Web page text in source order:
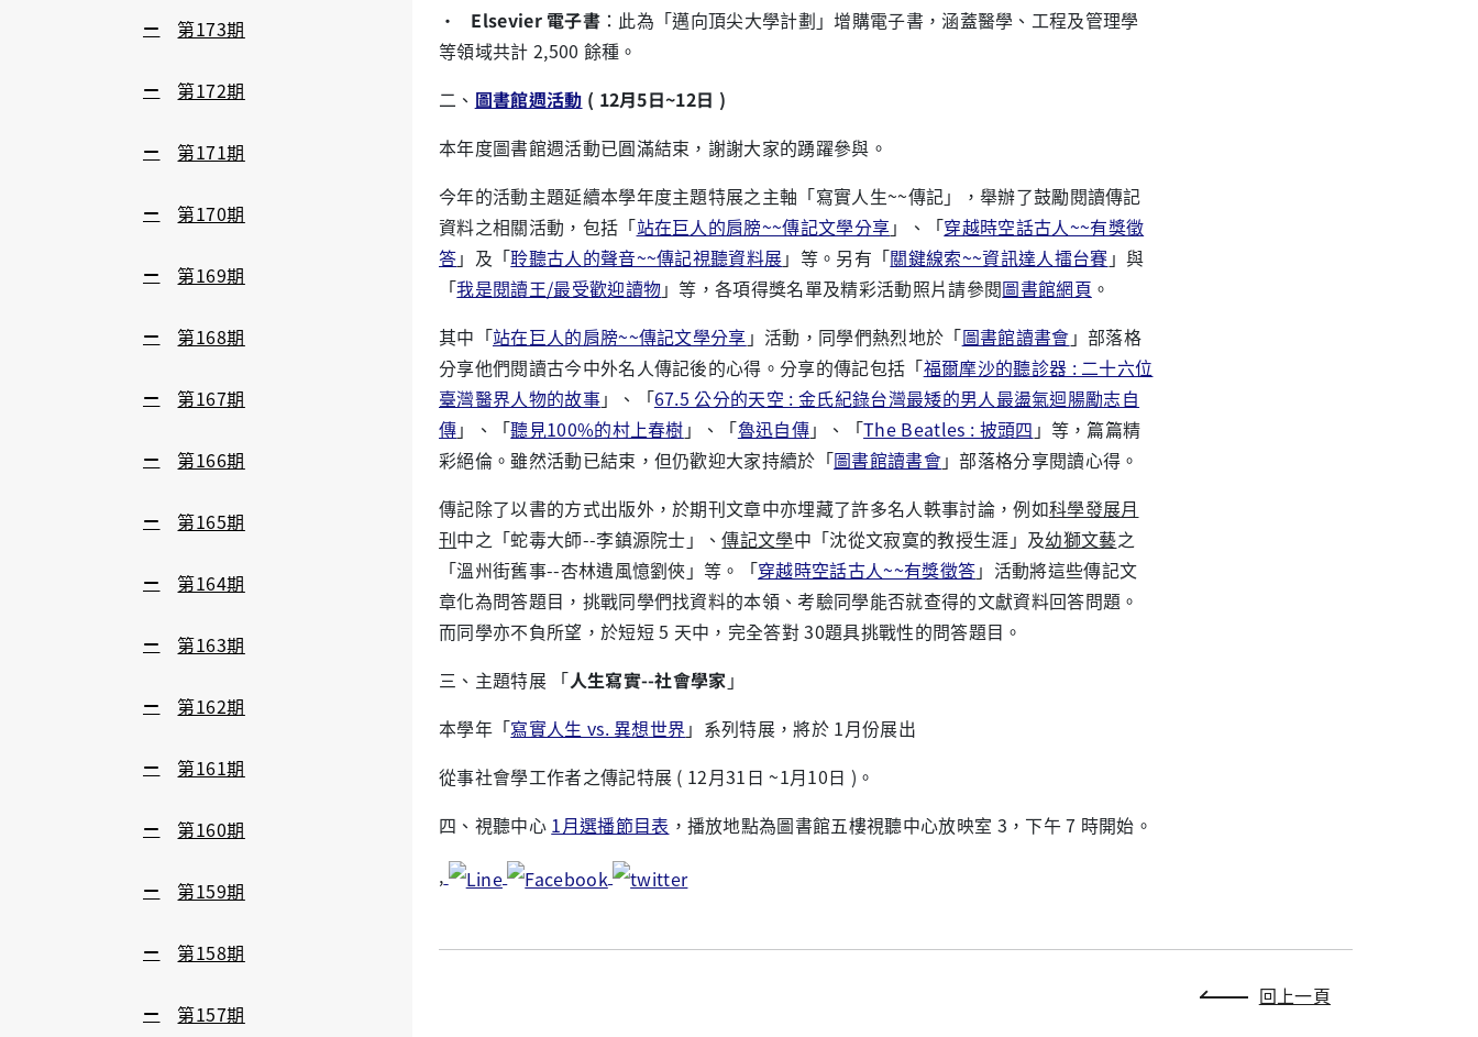
第173期
第172期
第171期
第170期
第169期
第168期
第167期
第166期
第165期
第164期
第163期
第162期
第161期
第160期
第159期
第158期
第157期
· Elsevier 電子書 ：此為「邁向頂尖大學計劃」增購電子書，涵蓋醫學、工程及管理學
等領域共計 2,500 餘種。
二、 圖書館週活動 ( 12月5日~12日 )
本年度圖書館週活動已圓滿結束，謝謝大家的踴躍參與。
今年的活動主題延續本學年度主題特展之主軸「寫實人生~~傳記」，舉辦了鼓勵閱讀傳記
資料之相關活動，包括「站在巨人的肩膀~~傳記文學分享 」、「穿越時空話古人~~有獎徵
答」及「聆聽古人的聲音~~傳記視聽資料展」等。另有「關鍵線索~~資訊達人擂台賽 」與
「我是閱讀王/最受歡迎讀物」等，各項得獎名單及精彩活動照片請參閱圖書館網頁 。
其中「站在巨人的肩膀~~傳記文學分享 」活動，同學們熱烈地於「圖書館讀書會 」部落格
分享他們閱讀古今中外名人傳記後的心得。分享的傳記包括「福爾摩沙的聽診器 : 二十六位
臺灣醫界人物的故事」、「67.5 公分的天空 : 金氏紀錄台灣最矮的男人最盪氣迴腸勵志自
傳」、「聽見100%的村上春樹 」、「魯迅自傳」、「The Beatles : 披頭四 」等，篇篇精
彩絕倫。雖然活動已結束，但仍歡迎大家持續於「圖書館讀書會」部落格分享閱讀心得。
傳記除了以書的方式出版外，於期刊文章中亦埋藏了許多名人軼事討論，例如科學發展月
刊中之「蛇毒大師--李鎮源院士」、傳記文學中「沈從文寂寞的教授生涯」及幼獅文藝之
「溫州街舊事--杏林遺風憶劉俠」等。「穿越時空話古人~~有獎徵答」活動將這些傳記文
章化為問答題目，挑戰同學們找資料的本領、考驗同學能否就查得的文獻資料回答問題。
而同學亦不負所望，於短短 5 天中，完全答對 30題具挑戰性的問答題目。
三、主題特展 「人生寫實--社會學家 」
本學年「寫實人生 vs. 異想世界 」系列特展，將於 1月份展出
從事社會學工作者之傳記特展 ( 12月31日 ~1月10日 )。
四、視聽中心 1月選播節目表 ，播放地點為圖書館五樓視聽中心放映室 3，下午 7 時開始。
,
回上一頁